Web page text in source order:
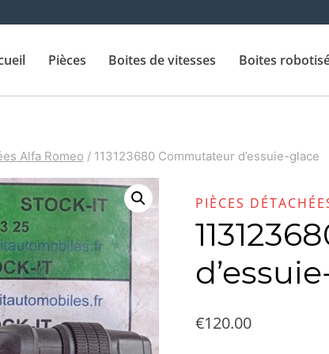
Pièces Boites de vitesses Boites
Alfa Romeo / 113123680 Commutateur d’essuie-glace
PIÈCES
€120.00